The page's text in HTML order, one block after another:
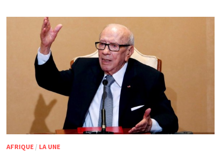
AFRIQUE/ LA UNE